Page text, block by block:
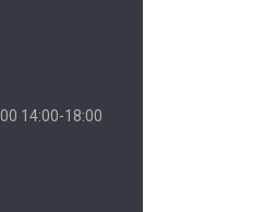
14:00-18:00